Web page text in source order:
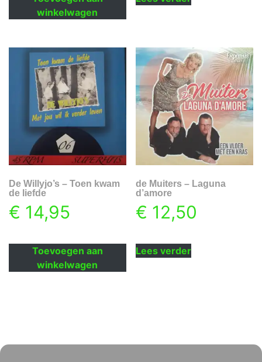
winkelwagen
De Willyjo’s – Toen kwam
de liefde
€ 14,95
Toevoegen aan
winkelwagen
de Muiters – Laguna
d’amore
€ 12,50
Lees verder